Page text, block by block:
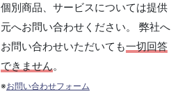
個別商品、サービスについては提供
元へお問い合わせください。 弊社へ
お問い合わせいただいても一切回答
できません。
※お問い合わせフォーム